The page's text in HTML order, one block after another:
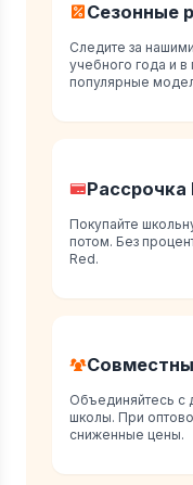
Сезонные
Следите за
учебного года и в
популярные
Рассрочка
Покупайте
потом. Без
Red.
Объединяйтесь с
школы. При
сниженные цены.